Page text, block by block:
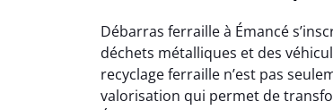
Débarras ferraille à Émancé
déchets métalliques et des
recyclage ferraille n’est pas
valorisation qui permet de